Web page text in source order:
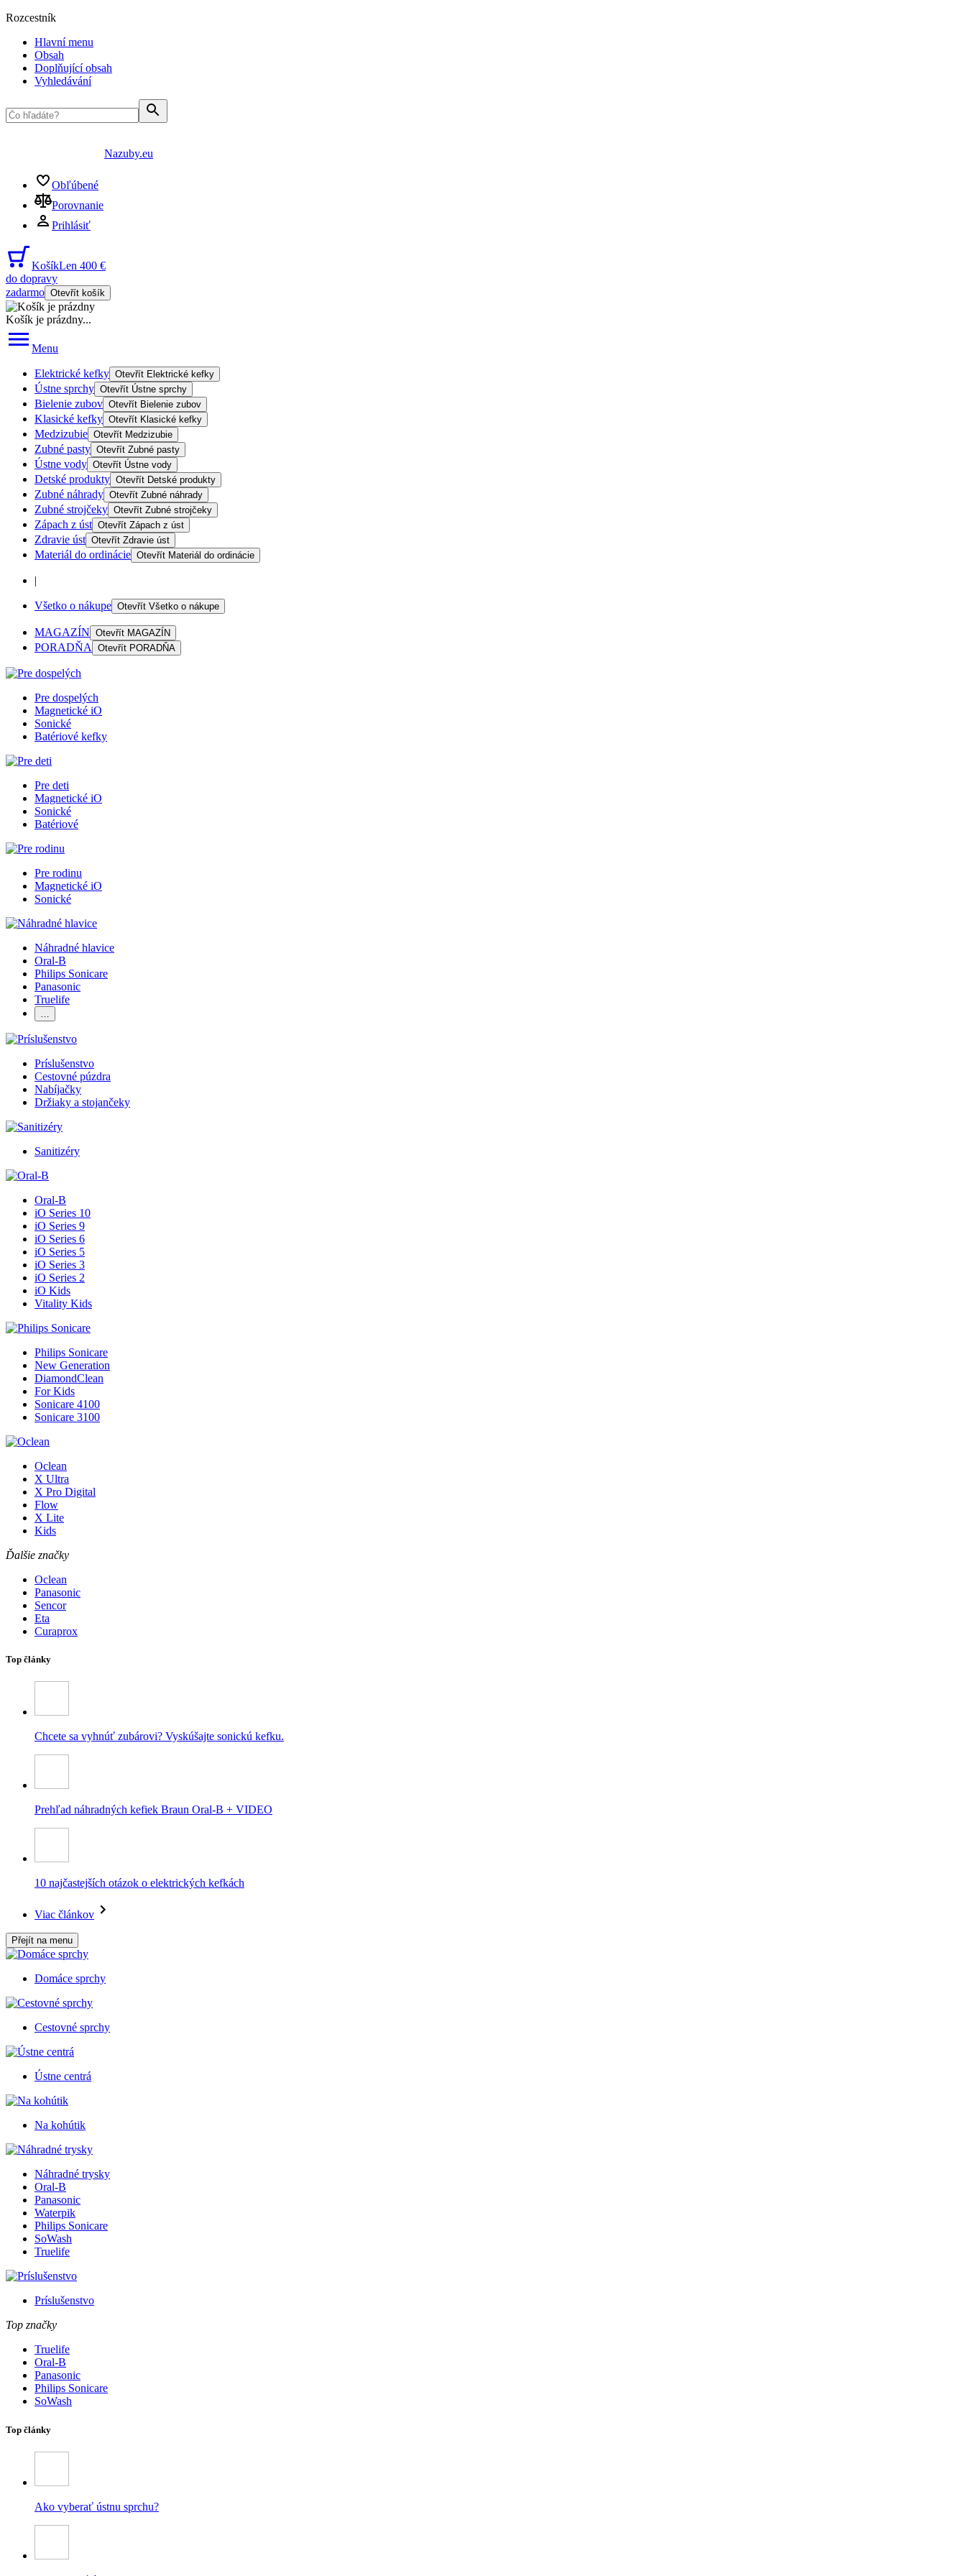
Rozcestník
Hlavní menu
Obsah
Doplňující obsah
Vyhledávání
Nazuby.eu
Obľúbené
Porovnanie
Prihlásiť
KošíkLen 400 €
do dopravy
zadarmo Otevřít košík
Košík je prázdny...
Menu
Elektrické kefky Otevřít Elektrické kefky
Ústne sprchy Otevřít Ústne sprchy
Bielenie zubov Otevřít Bielenie zubov
Klasické kefky Otevřít Klasické kefky
Medzizubie Otevřít Medzizubie
Zubné pasty Otevřít Zubné pasty
Ústne vody Otevřít Ústne vody
Detské produkty Otevřít Detské produkty
Zubné náhrady Otevřít Zubné náhrady
Zubné strojčeky Otevřít Zubné strojčeky
Zápach z úst Otevřít Zápach z úst
Zdravie úst Otevřít Zdravie úst
Materiál do ordinácie Otevřít Materiál do ordinácie
|
Všetko o nákupe Otevřít Všetko o nákupe
MAGAZÍN Otevřít MAGAZÍN
PORADŇA Otevřít PORADŇA
Pre dospelých
Magnetické iO
Sonické
Batériové kefky
Pre deti
Magnetické iO
Sonické
Batériové
Pre rodinu
Magnetické iO
Sonické
Náhradné hlavice
Oral-B
Philips Sonicare
Panasonic
Truelife
…
Príslušenstvo
Cestovné púzdra
Nabíjačky
Držiaky a stojančeky
Sanitizéry
Oral-B
iO Series 10
iO Series 9
iO Series 6
iO Series 5
iO Series 3
iO Series 2
iO Kids
Vitality Kids
Philips Sonicare
New Generation
DiamondClean
For Kids
Sonicare 4100
Sonicare 3100
Oclean
X Ultra
X Pro Digital
Flow
X Lite
Kids
Ďalšie značky
Oclean
Panasonic
Sencor
Eta
Curaprox
Top články
Chcete sa vyhnúť zubárovi? Vyskúšajte sonickú kefku.
Prehľad náhradných kefiek Braun Oral-B + VIDEO
10 najčastejších otázok o elektrických kefkách
Viac článkov
Přejít na menu
Domáce sprchy
Cestovné sprchy
Ústne centrá
Na kohútik
Náhradné trysky
Oral-B
Panasonic
Waterpik
Philips Sonicare
SoWash
Truelife
Príslušenstvo
Top značky
Truelife
Oral-B
Panasonic
Philips Sonicare
SoWash
Top články
Ako vyberať ústnu sprchu?